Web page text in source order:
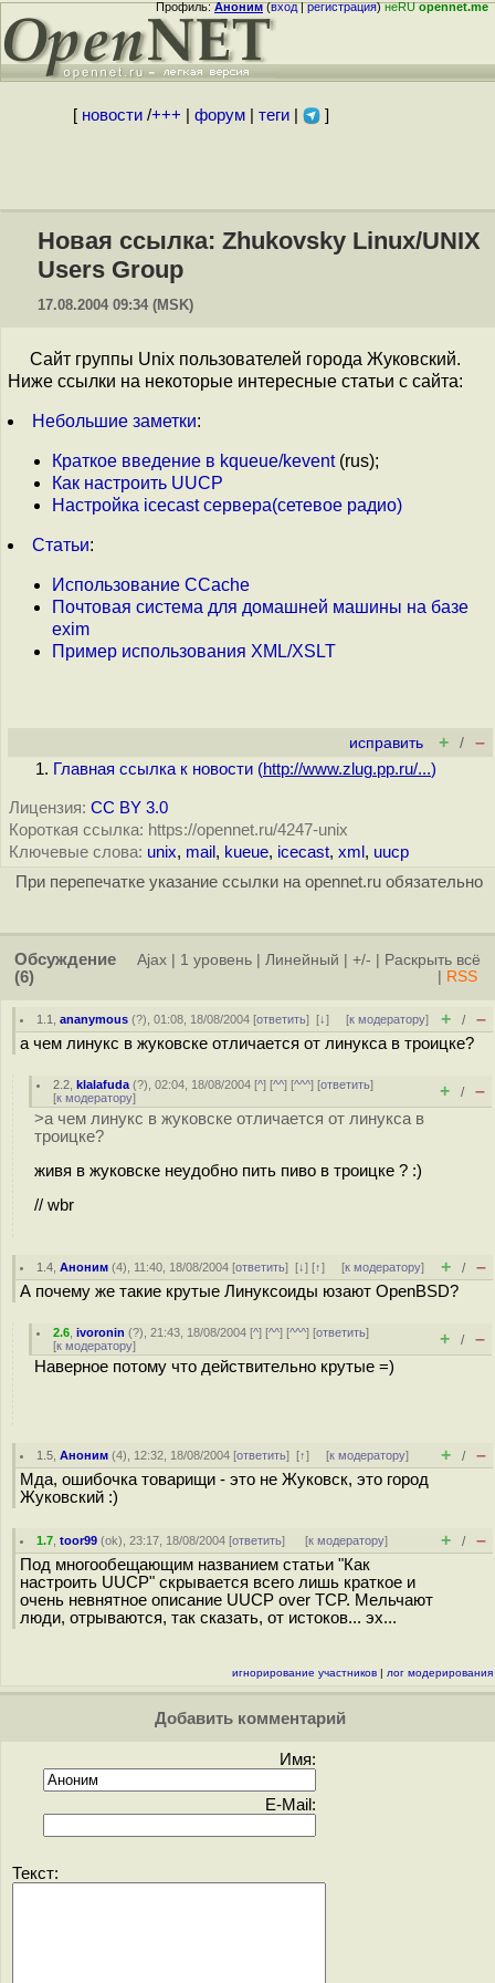
Профиль:Аноним(вход|регистрация)неRUopennet.me
[ новости/+++ форум| теги| ]
Новая ссылка: Zhukovsky Linux/UNIX
Users Group
17.08.2004 09:34 (MSK)
Сайт группы Unix пользователей города Жуковский.
Ниже ссылки на некоторые интересные статьи с сайта:
Небольшие заметки:
Краткое введение в kqueue/kevent(rus);
Как настроить UUCP
Настройка icecast сервера(сетевое радио)
Статьи:
Использование CCache
Почтовая система для домашней машины на базе
exim
Пример использования XML/XSLT
исправить + / –
Главная ссылка к новости (http://www.zlug.pp.ru/...)
Лицензия: CC BY 3.0
Короткая ссылка: https://opennet.ru/4247-unix
Ключевые слова: unix, mail , kueue, icecast, xml , uucp
При перепечатке указание ссылки на opennet.ru обязательно
Обсуждение
(6)
Ajax 1 уровень Линейный +/-
Раскрыть всё
RSS
1.1 ,ananymous (?), 01:08, 18/08/2004 [ответить][↓] [к модератору] + / –
а чем линукс в жуковске отличается от линукса в троицке?
2.2 ,klalafuda (?), 02:04, 18/08/2004 [^] [^^] [^^^] [ответить]
[к модератору] + / –
>а чем линукс в жуковске отличается от линукса в
троицке?
живя в жуковске неудобно пить пиво в троицке ? :)
// wbr
1.4 ,Аноним (4), 11:40, 18/08/2004 [ответить][↓] [↑] [к модератору] + / –
А почему же такие крутые Линуксоиды юзают OpenBSD?
2.6 ,ivoronin (?), 21:43, 18/08/2004 [^] [^^] [^^^] [ответить]
[к модератору] + / –
Наверное потому что действительно крутые =)
1.5 ,Аноним (4), 12:32, 18/08/2004 [ответить][↑] [к модератору] + / –
Мда, ошибочка товарищи - это не Жуковск, это город
Жуковский :)
1.7 ,toor99 (ok), 23:17, 18/08/2004 [ответить] [к модератору] + / –
Под многообещающим названием статьи "Как
настроить UUCP" скрывается всего лишь краткое и
очень невнятное описание UUCP over TCP. Мельчают
люди, отрываются, так сказать, от истоков... эх...
игнорирование участников | лог модерирования
Добавить комментарий
Имя:
E-Mail:
Текст: